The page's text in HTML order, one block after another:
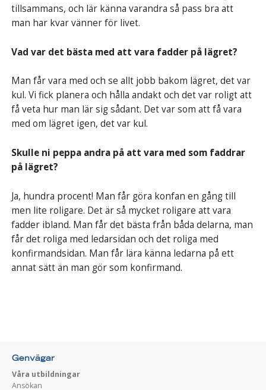
tillsammans, och lär känna varandra så pass bra att
man har kvar vänner för livet.
Vad var det bästa med att vara fadder på lägret?
Man får vara med och se allt jobb bakom lägret, det var
kul. Vi fick planera och hålla andakt och det var roligt att
få veta hur man lär sig sådant. Det var som att få vara
med om lägret igen, det var kul.
Skulle ni peppa andra på att vara med som faddrar
på lägret?
Ja, hundra procent! Man får göra konfan en gång till
men lite roligare. Det är så mycket roligare att vara
fadder ibland. Man får det bästa från båda delarna, man
får det roliga med ledarsidan och det roliga med
konfirmandsidan. Man får lära känna ledarna på ett
annat sätt än man gör som konfirmand.
Genvägar
Våra utbildningar
Ansökan